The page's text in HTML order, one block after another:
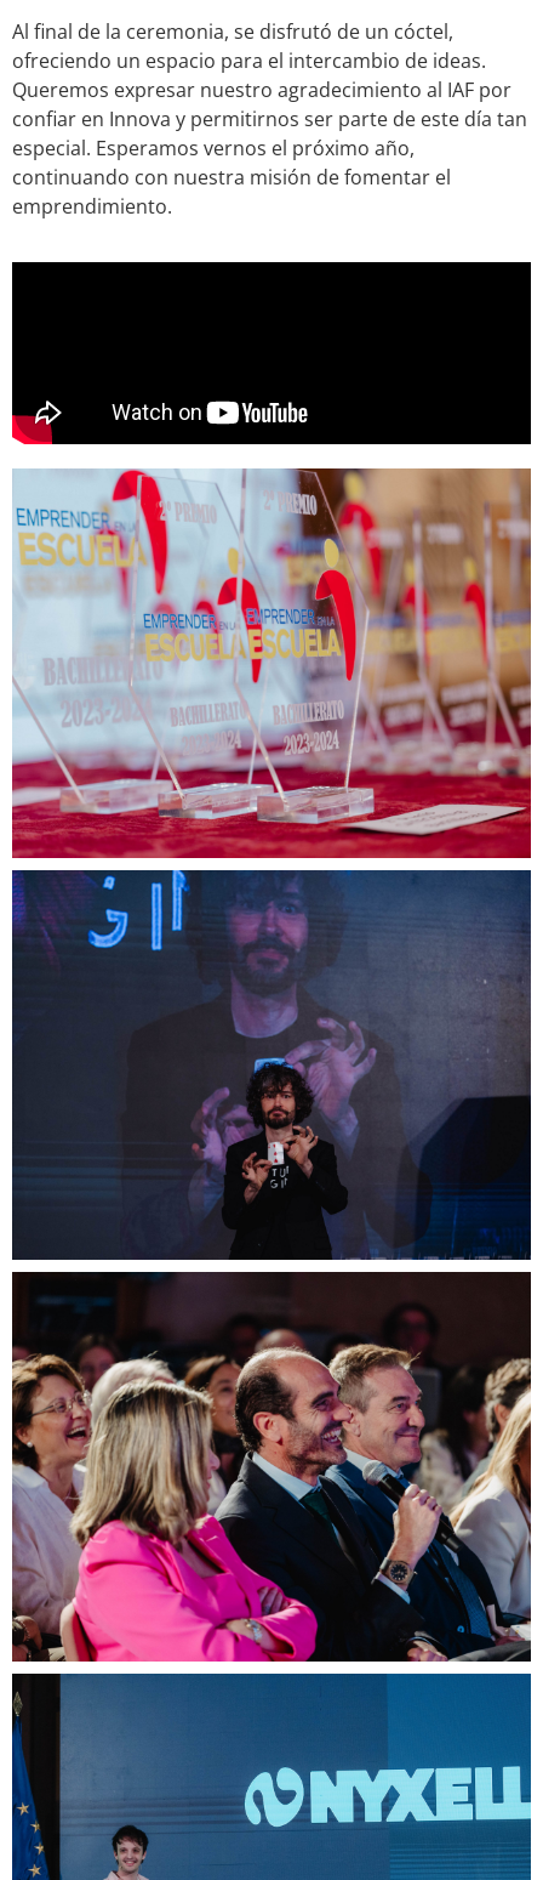
Al final de la ceremonia, se disfrutó de un cóctel,
ofreciendo un espacio para el intercambio de ideas.
Queremos expresar nuestro agradecimiento al IAF por
confiar en Innova y permitirnos ser parte de este día tan
especial. Esperamos vernos el próximo año,
continuando con nuestra misión de fomentar el
emprendimiento.